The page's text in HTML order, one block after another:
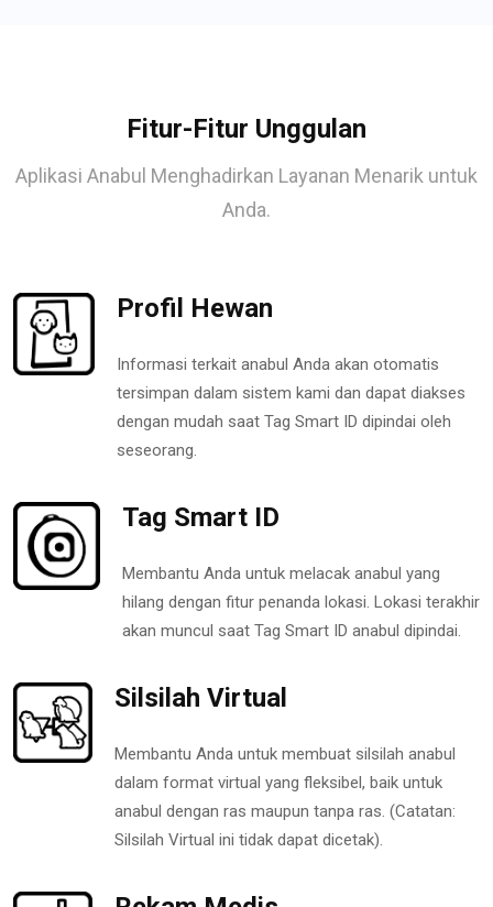
Fitur-Fitur Unggulan
Aplikasi Anabul Menghadirkan Layanan Menarik untuk
Anda.
Profil Hewan
Informasi terkait anabul Anda akan otomatis
tersimpan dalam sistem kami dan dapat diakses
dengan mudah saat Tag Smart ID dipindai oleh
seseorang.
Tag Smart ID
Membantu Anda untuk melacak anabul yang
hilang dengan fitur penanda lokasi. Lokasi terakhir
akan muncul saat Tag Smart ID anabul dipindai.
Silsilah Virtual
Membantu Anda untuk membuat silsilah anabul
dalam format virtual yang fleksibel, baik untuk
anabul dengan ras maupun tanpa ras. (Catatan:
Silsilah Virtual ini tidak dapat dicetak).